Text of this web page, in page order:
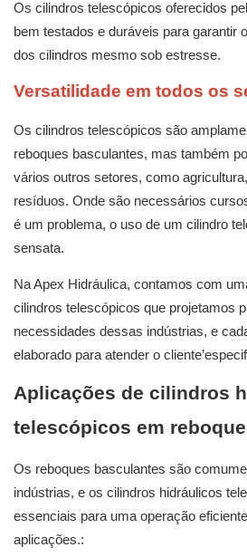
Os cilindros telescópicos oferecidos
bem testados e duráveis ​​para garantir
dos cilindros mesmo sob estresse.
Versatilidade em todos os
Os cilindros telescópicos são
reboques basculantes, mas também
vários outros setores, como
resíduos. Onde são necessários
é um problema, o uso de um cilindro
sensata.
Na Apex Hidráulica, contamos com
cilindros telescópicos que projetamos
necessidades dessas indústrias, e
elaborado para atender o
Aplicações de cilindros
telescópicos em
Os reboques basculantes são
indústrias, e os cilindros hidráulicos
essenciais para uma operação
aplicações.: